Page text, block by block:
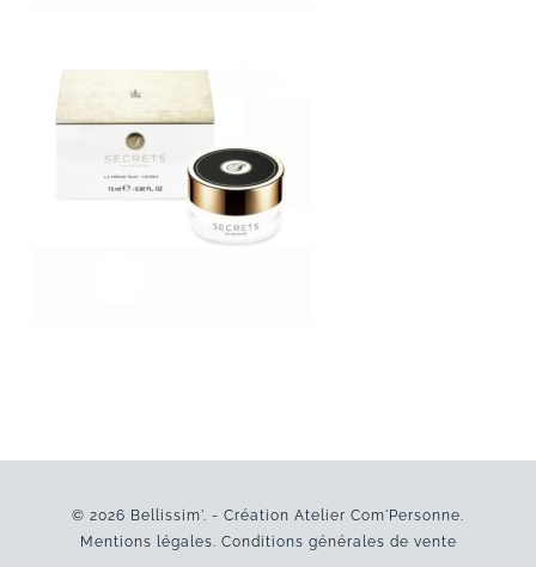
© 2026 Bellissim'. - Création Atelier Com'Personne.
Mentions légales. Conditions générales de vente